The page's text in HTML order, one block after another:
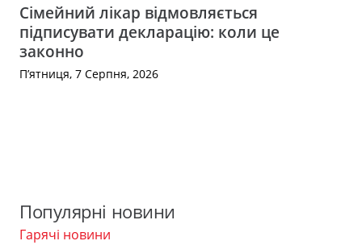
Сімейний лікар відмовляється
підписувати декларацію: коли це
законно
П’ятниця, 7 Серпня, 2026
Популярні новини
Гарячі новини